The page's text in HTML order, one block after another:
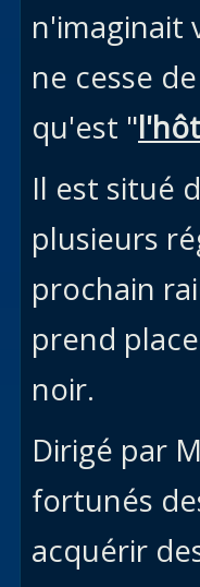
n'imaginait
ne cesse
qu'est "
Il est situé
plusieurs
prochain
prend
noir.
Dirigé par
fortunés
acquérir